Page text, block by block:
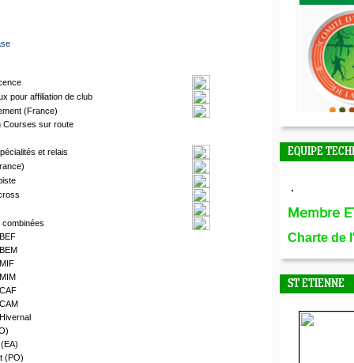
pour affiliation de club
(France)
Courses sur route
et relais
(PO)
EQUIPE
Membre
Charte de
ST ETIENNE